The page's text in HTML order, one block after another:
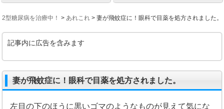
2型糖尿病を治療中！ >あれこれ >妻が飛蚊症に！眼科で目薬を処方されました。
記事内に広告を含みます
妻が飛蚊症に！眼科で目薬を処方されました。
左目の下のほうに黒いゴマのようなものが見えて気にな